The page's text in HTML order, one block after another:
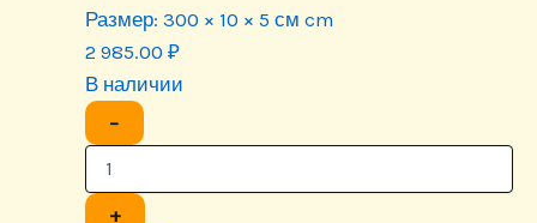
Размер: 300 × 10 × 5 см cm
2 985.00 ₽
В наличии
−
+